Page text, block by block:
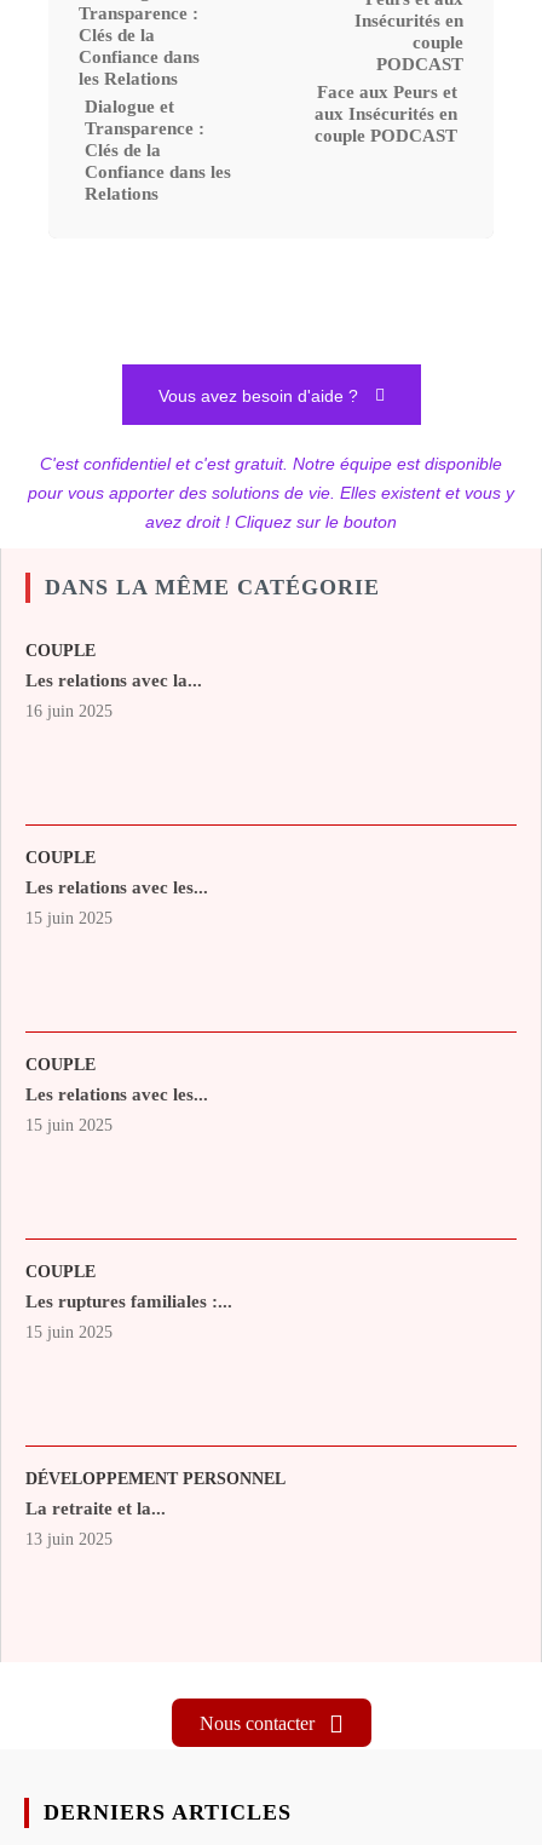
Dialogue et
Transparence :
Clés de la
Confiance dans les
Relations
Face aux Peurs et
aux Insécurités en
couple PODCAST
Vous avez besoin d'aide ?
C'est confidentiel et c'est gratuit. Notre équipe est disponible
pour vous apporter des solutions de vie. Elles existent et vous y
avez droit ! Cliquez sur le bouton
DANS LA MÊME CATÉGORIE
COUPLE
Les relations avec la...
16 juin 2025
COUPLE
Les relations avec les...
15 juin 2025
COUPLE
Les relations avec les...
15 juin 2025
COUPLE
Les ruptures familiales :...
15 juin 2025
DÉVELOPPEMENT PERSONNEL
La retraite et la...
13 juin 2025
Nous contacter
DERNIERS ARTICLES